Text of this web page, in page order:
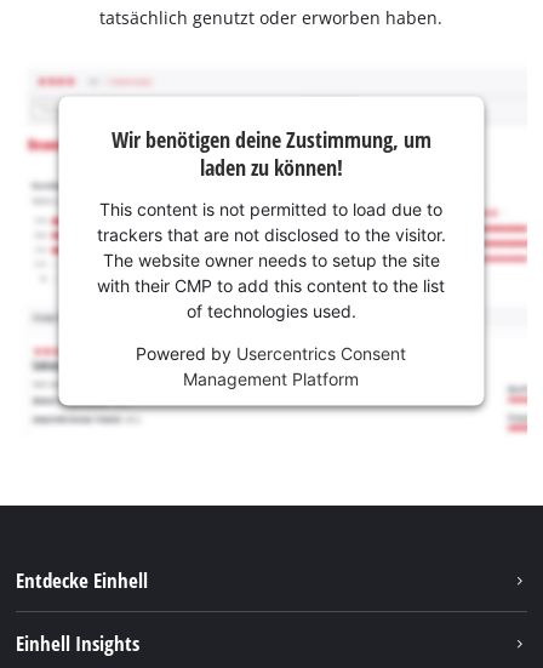
tatsächlich genutzt oder erworben haben.
Wir benötigen deine Zustimmung, um
laden zu können!
This content is not permitted to load due to
trackers that are not disclosed to the visitor.
The website owner needs to setup the site
with their CMP to add this content to the list
of technologies used.
Powered by Usercentrics Consent
Management Platform
Entdecke Einhell
Einhell Insights